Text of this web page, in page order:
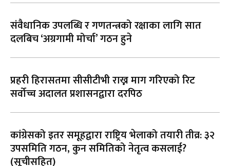
संवैधानिक उपलब्धि र गणतन्त्रको रक्षाका लागि सात
दलबिच ‘अग्रगामी मोर्चा’ गठन हुने
प्रहरी हिरासतमा सीसीटीभी राख्न माग गरिएको रिट
सर्वोच्च अदालत प्रशासनद्वारा दरपिठ
कांग्रेसको इतर समूहद्वारा राष्ट्रिय भेलाको तयारी तीव्र: ३२
उपसमिति गठन, कुन समितिको नेतृत्व कसलाई?
(सूचीसहित)